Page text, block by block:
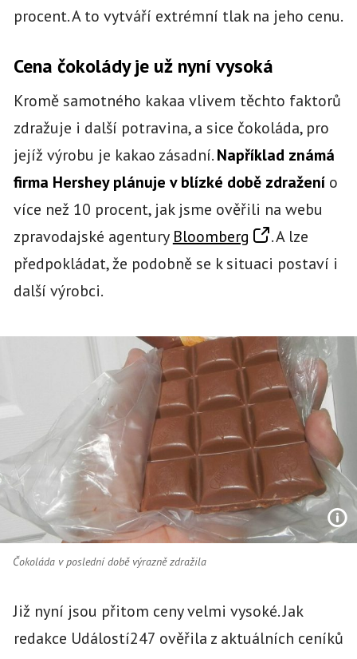
procent. A to vytváří extrémní tlak na jeho cenu.
Cena čokolády je už nyní vysoká
Kromě samotného kakaa vlivem těchto faktorů
zdražuje i další potravina, a sice čokoláda, pro
jejíž výrobu je kakao zásadní.Například známá
firma Hershey plánuje v blízké době zdraženío
více než 10 procent, jak jsme ověřili na webu
zpravodajské agentury Bloomberg
. A lze
předpokládat, že podobně se k situaci postaví i
další výrobci.
Čokoláda v poslední době výrazně zdražila
Již nyní jsou přitom ceny velmi vysoké. Jak
redakce Událostí247 ověřila z aktuálních ceníků